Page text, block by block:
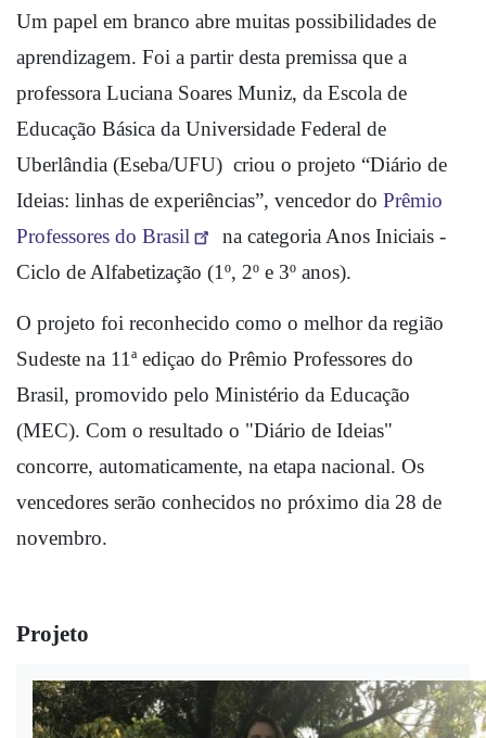
Um papel em branco abre muitas possibilidades de
aprendizagem. Foi a partir desta premissa que a
professora Luciana Soares Muniz, da Escola de
Educação Básica da Universidade Federal de
Uberlândia (Eseba/UFU)  criou o projeto “Diário de
Ideias: linhas de experiências”, vencedor do Prêmio
Professores do Brasil
na categoria Anos Iniciais -
Ciclo de Alfabetização (1º, 2º e 3º anos).
O projeto foi reconhecido como o melhor da região
Sudeste na 11ª ediçao do Prêmio Professores do
Brasil, promovido pelo Ministério da Educação
(MEC). Com o resultado o "Diário de Ideias"
concorre, automaticamente, na etapa nacional. Os
vencedores serão conhecidos no próximo dia 28 de
novembro.
Projeto